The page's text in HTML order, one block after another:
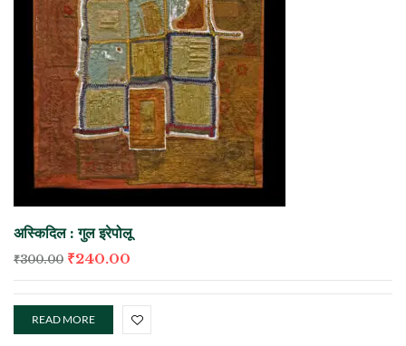
अस्किदिल : गुल इरेपोलू
₹300.00 ₹240.00
READ MORE